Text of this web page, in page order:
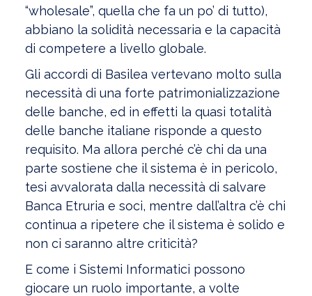
“wholesale”, quella che fa un po’ di tutto),
abbiano la solidità necessaria e la capacità
di competere a livello globale.
Gli accordi di Basilea vertevano molto sulla
necessità di una forte patrimonializzazione
delle banche, ed in effetti la quasi totalità
delle banche italiane risponde a questo
requisito. Ma allora perché c’è chi da una
parte sostiene che il sistema è in pericolo,
tesi avvalorata dalla necessità di salvare
Banca Etruria e soci, mentre dall’altra c’è chi
continua a ripetere che il sistema è solido e
non ci saranno altre criticità?
E come i Sistemi Informatici possono
giocare un ruolo importante, a volte